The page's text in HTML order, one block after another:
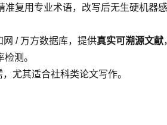
准复用专业术语，改写后无生硬机器
/ 万方数据库，提供真实可溯源文献
测。
尤其适合社科类论文写作。